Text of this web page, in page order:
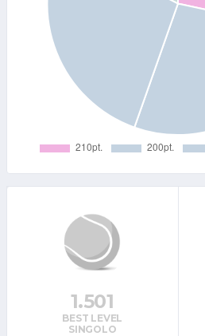
1.501
BEST LEVEL
SINGOLO